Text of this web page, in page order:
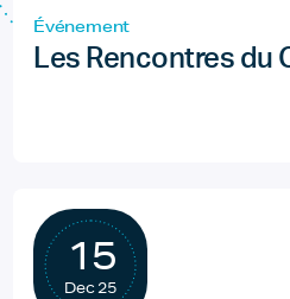
Événement
Les Rencontres du
15
Dec 25